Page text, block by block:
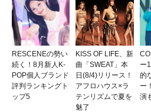
RESCENEの勢い
続く！8月新人K-
POP個人ブランド
評判ランキングト
ップ5
KISS OF LIFE、新
曲「SWEAT」本
日(8/4)リリース！
アフロハウス×ラ
テンリズムで夏を
魅了
ー
的
ー
演